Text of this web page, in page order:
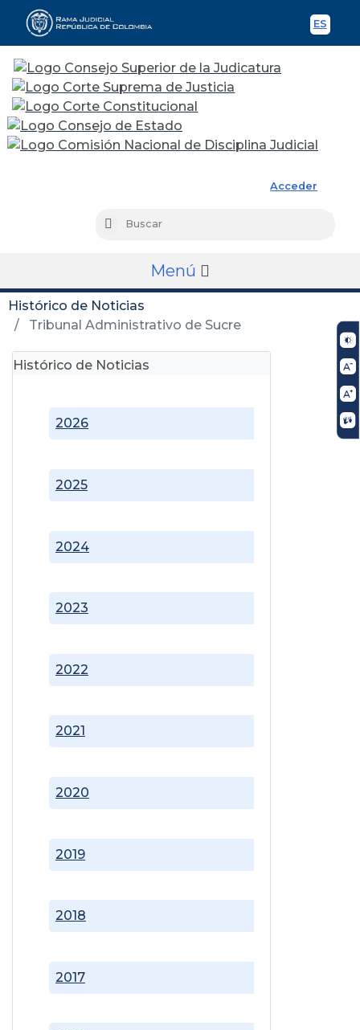
ES
Acceder
Buscar
Menú
Histórico de Noticias
Tribunal Administrativo de Sucre
Histórico de Noticias
2017
2018
2019
2020
2021
2022
2023
2024
2025
2026